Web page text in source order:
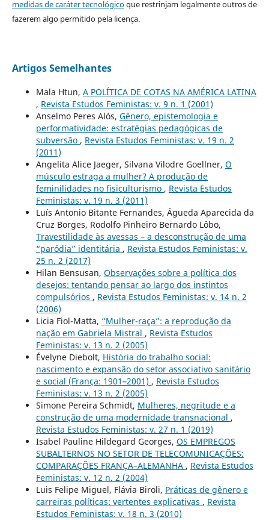
medidas de caráter tecnológicoque restrinjam legalmente outros de
fazerem algo permitido pela licença.
Artigos Semelhantes
Mala Htun, A POLÍTICA DE COTAS NA AMÉRICA LATINA
, Revista Estudos Feministas: v. 9 n. 1 (2001)
Anselmo Peres Alós, Gênero, epistemologia e
performatividade: estratégias pedagógicas de
subversão , Revista Estudos Feministas: v. 19 n. 2
(2011)
Angelita Alice Jaeger, Silvana Vilodre Goellner, O
músculo estraga a mulher? A produção de
feminilidades no fisiculturismo , Revista Estudos
Feministas: v. 19 n. 3 (2011)
Luís Antonio Bitante Fernandes, Águeda Aparecida da
Cruz Borges, Rodolfo Pinheiro Bernardo Lôbo,
Travestilidade às avessas – a desconstrução de uma
“paródia” identitária , Revista Estudos Feministas: v.
25 n. 2 (2017)
Hilan Bensusan, Observações sobre a política dos
desejos: tentando pensar ao largo dos instintos
compulsórios , Revista Estudos Feministas: v. 14 n. 2
(2006)
Licia Fiol-Matta, “Mulher-raça”: a reprodução da
nação em Gabriela Mistral , Revista Estudos
Feministas: v. 13 n. 2 (2005)
Évelyne Diebolt, História do trabalho social:
nascimento e expansão do setor associativo sanitário
e social (França: 1901–2001) , Revista Estudos
Feministas: v. 13 n. 2 (2005)
Simone Pereira Schmidt, Mulheres, negritude e a
construção de uma modernidade transnacional ,
Revista Estudos Feministas: v. 27 n. 1 (2019)
Isabel Pauline Hildegard Georges, OS EMPREGOS
SUBALTERNOS NO SETOR DE TELECOMUNICAÇÕES:
COMPARAÇÕES FRANÇA–ALEMANHA , Revista Estudos
Feministas: v. 12 n. 2 (2004)
Luis Felipe Miguel, Flávia Biroli, Práticas de gênero e
carreiras políticas: vertentes explicativas , Revista
Estudos Feministas: v. 18 n. 3 (2010)